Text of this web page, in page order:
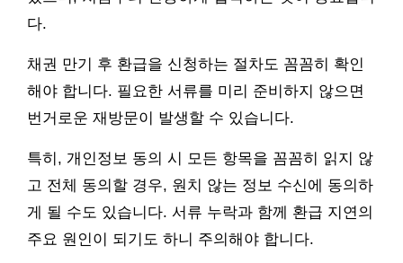
다.
채권 만기 후 환급을 신청하는 절차도 꼼꼼히 확인
해야 합니다. 필요한 서류를 미리 준비하지 않으면
번거로운 재방문이 발생할 수 있습니다.
특히, 개인정보 동의 시 모든 항목을 꼼꼼히 읽지 않
고 전체 동의할 경우, 원치 않는 정보 수신에 동의하
게 될 수도 있습니다. 서류 누락과 함께 환급 지연의
주요 원인이 되기도 하니 주의해야 합니다.